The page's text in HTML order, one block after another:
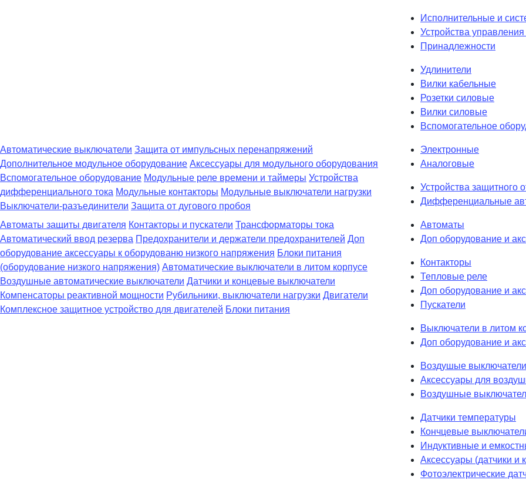
Исполнительные и
Устройства управления
Принадлежности
Удлинители
Вилки кабельные
Розетки силовые
Вилки силовые
Вспомогательное
Автоматические выключатели Защита от импульсных перенапряжений
Дополнительное модульное оборудование Аксессуары для модульного оборудования
Вспомогательное оборудование Модульные реле времени и таймеры Устройства
дифференциального тока Модульные контакторы Модульные выключатели нагрузки
Выключатели-разъединители Защита от дугового пробоя
Электронные
Аналоговые
Устройства защитного
Дифференциальные
Автоматы защиты двигателя Контакторы и пускатели Трансформаторы тока
Автоматический ввод резерва Предохранители и держатели предохранителей Доп
оборудование аксессуары к оборудованю низкого напряжения Блоки питания
(оборудование низкого напряжения) Автоматические выключатели в литом корпусе
Воздушные автоматические выключатели Датчики и концевые выключатели
Компенсаторы реактивной мощности Рубильники, выключатели нагрузки Двигатели
Комплексное защитное устройство для двигателей Блоки питания
Автоматы
Доп оборудование и
Контакторы
Тепловые реле
Доп оборудование и
Пускатели
Выключатели в литом
Доп оборудование и
Воздушые
Аксессуары для
Воздушные
Датчики температуры
Кончцевые
Индуктивные и
Аксессуары (датчики и
Фотоэлектрические